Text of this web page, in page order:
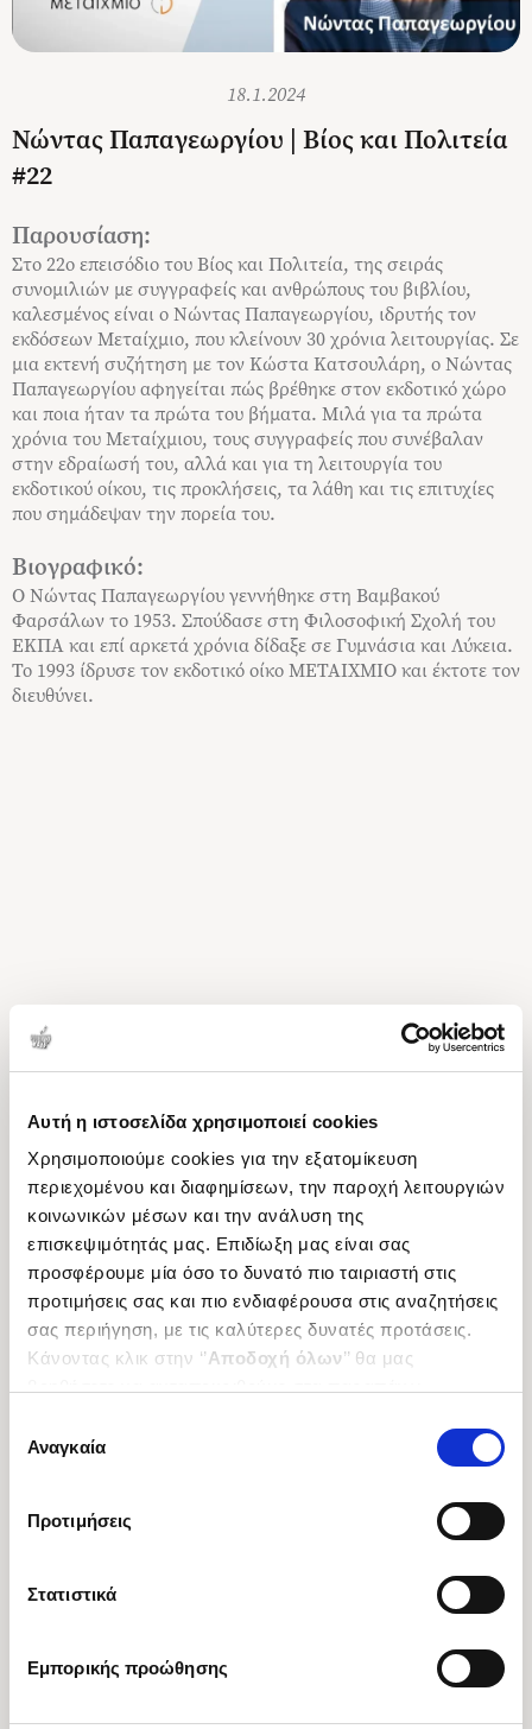
Αυτή η ιστοσελίδα χρησιμοποιεί cookies
Χρησιμοποιούμε cookies για την εξατομίκευση
περιεχομένου και διαφημίσεων, την παροχή λειτουργιών
κοινωνικών μέσων και την ανάλυση της
επισκεψιμότητάς μας. Επιδίωξη μας είναι σας
προσφέρουμε μία όσο το δυνατό πιο ταιριαστή στις
προτιμήσεις σας και πιο ενδιαφέρουσα στις αναζητήσεις
σας περιήγηση, με τις καλύτερες δυνατές προτάσεις.
Κάνοντας κλικ στην ‘’Αποδοχή όλων’’ θα μας
ενδιαφέρουν και να επιλέξετε από τα παρακάτω με την
΄΄και να ενημερωθείτε σχετικά με
συγκατάθεσης
Αναγκαία
Προτιμήσεις
Στατιστικά
Εμπορικής προώθησης
18.1.2024
Νώντας Παπαγεωργίου | Βίος και Πολιτεία
#22
Παρουσίαση:
Στο 22ο επεισόδιο του Βίος και Πολιτεία, της σειράς
συνομιλιών με συγγραφείς και ανθρώπους του βιβλίου,
καλεσμένος είναι ο Νώντας Παπαγεωργίου, ιδρυτής τον
εκδόσεων Μεταίχμιο, που κλείνουν 30 χρόνια λειτουργίας. Σε
μια εκτενή συζήτηση με τον Κώστα Κατσουλάρη, ο Νώντας
Παπαγεωργίου αφηγείται πώς βρέθηκε στον εκδοτικό χώρο
και ποια ήταν τα πρώτα του βήματα. Μιλά για τα πρώτα
χρόνια του Μεταίχμιου, τους συγγραφείς που συνέβαλαν
στην εδραίωσή του, αλλά και για τη λειτουργία του
εκδοτικού οίκου, τις προκλήσεις, τα λάθη και τις επιτυχίες
που σημάδεψαν την πορεία του.
Βιογραφικό:
Ο Νώντας Παπαγεωργίου γεννήθηκε στη Βαμβακού
Φαρσάλων το 1953. Σπούδασε στη Φιλοσοφική Σχολή του
ΕΚΠΑ και επί αρκετά χρόνια δίδαξε σε Γυμνάσια και Λύκεια.
Το 1993 ίδρυσε τον εκδοτικό οίκο ΜΕΤΑΙΧΜΙΟ και έκτοτε τον
διευθύνει.